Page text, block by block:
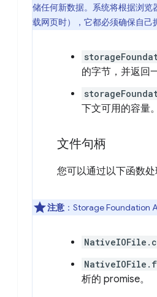
储任何新数据。系统将根据浏
载网页时），它都必须确保自己
的字节，并返回
下文可用的容量。
文件句柄
您可以通过以下函数处
注意 ：Storage Foundation
析的 promise。